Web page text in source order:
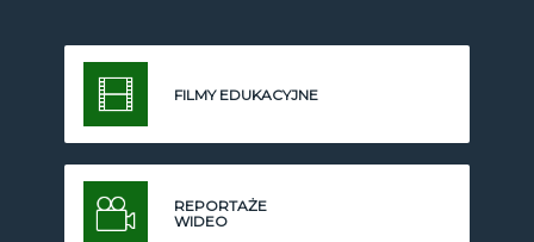
FILMY EDUKACYJNE
REPORTAŻE
WIDEO